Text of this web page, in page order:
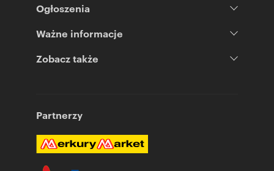
Ogłoszenia
Ważne informacje
Zobacz także
Partnerzy